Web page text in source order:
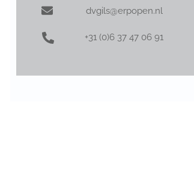
dvgils@erpopen.nl
+31 (0)6 37 47 06 91